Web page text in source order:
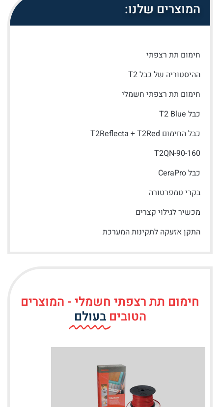
המוצרים שלנו:
חימום תת רצפתי
ההיסטוריה של כבל T2
חימום תת רצפתי חשמלי
כבל T2 Blue
כבל החימום T2Reflecta + T2Red
T2QN-90-160
כבל CeraPro
בקרי טמפרטורה
מכשיר לגילוי קצרים
התקן אזעקה לתקינות המערכת
חימום תת רצפתי חשמלי - המוצרים
הטובים בעולם